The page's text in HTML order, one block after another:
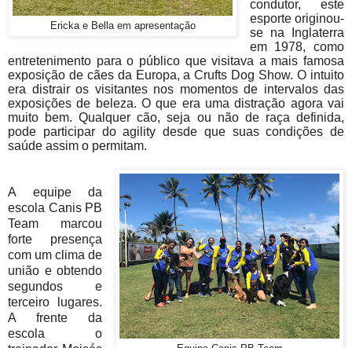
Ericka e Bella em apresentação
condutor, este
esporte originou-
se na Inglaterra
em 1978, como
entretenimento para o público que visitava a mais famosa
exposição de cães da Europa, a Crufts Dog Show. O intuito
era distrair os visitantes nos momentos de intervalos das
exposições de beleza. O que era uma distração agora vai
muito bem. Qualquer cão, seja ou não de raça definida,
pode participar do agility desde que suas condições de
saúde assim o permitam.
A equipe da
escola Canis PB
Team marcou
forte presença
com um clima de
união e obtendo
segundos e
terceiro lugares.
A frente da
escola o